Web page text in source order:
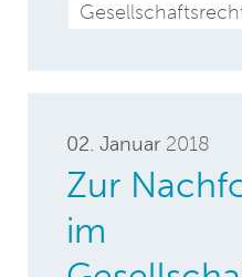
02. Januar 2018
Zur
im